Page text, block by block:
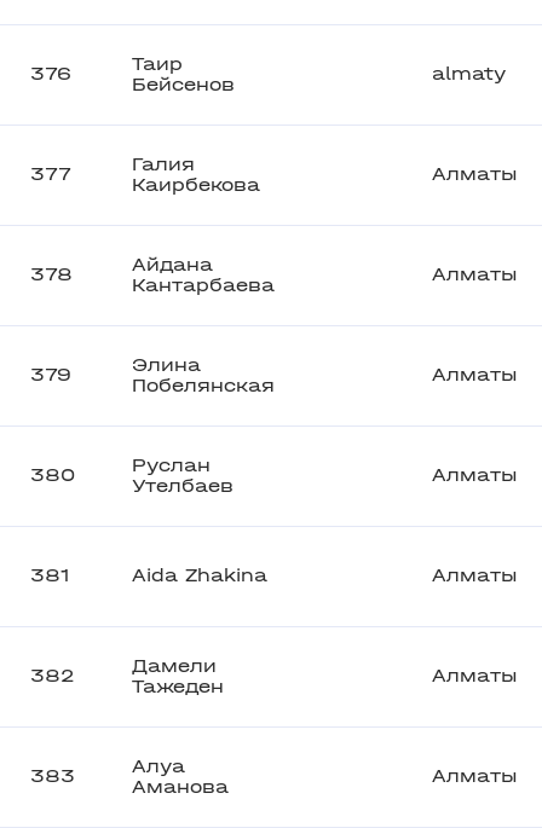
376
Таир
Бейсенов
almaty
377
Галия
Каирбекова
Алматы
378
Айдана
Кантарбаева
Алматы
379
Элина
Побелянская
Алматы
380
Руслан
Утелбаев
Алматы
381 Aida Zhakina Алматы
382
Дамели
Тажеден
Алматы
383
Алуа
Аманова
Алматы